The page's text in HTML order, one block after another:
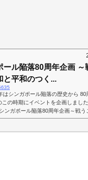
ール陥落80周年企画 ～
と平和のつく...
はシンガポール陥落の歴史から 80
の時期にイベントを企画しまし
ンガポール陥落80周年企画～戦う
かた～ 2月15日 Fall of Singapore